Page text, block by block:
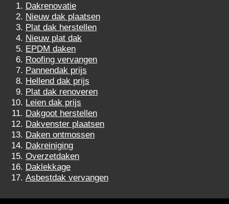
Dakrenovatie
Nieuw dak plaatsen
Plat dak herstellen
Nieuw plat dak
EPDM daken
Roofing vervangen
Pannendak prijs
Hellend dak prijs
Plat dak renoveren
Leien dak prijs
Dakgoot herstellen
Dakvenster plaatsen
Daken ontmossen
Dakreiniging
Overzetdaken
Daklekkage
Asbestdak vervangen